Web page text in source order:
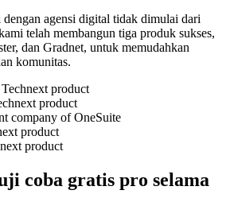
agensi digital tidak dimulai dari
telah membangun tiga produk sukses,
dan Gradnet, untuk memudahkan
komunitas.
coba gratis pro selama